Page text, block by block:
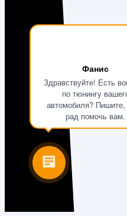
Фанис
Здравствуйте! Есть
по тюнингу
автомобиля?
рад помочь вам.